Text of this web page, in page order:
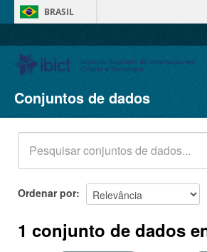
BRASIL
Conjuntos de dados
Organizações
Grupos
Sobre
Conjuntos de dados
Ordenar por
1 conjunto de dados